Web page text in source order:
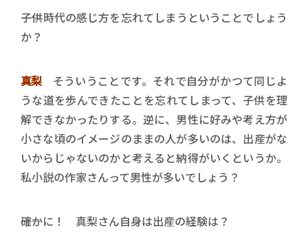
――子供時代の感じ方を忘れてしまうということでしょう
か？
真梨そういうことです。それで自分がかつて同じよ
うな道を歩んできたことを忘れてしまって、子供を理
解できなかったりする。逆に、男性に好みや考え方が
小さな頃のイメージのままの人が多いのは、出産がな
いからじゃないのかと考えると納得がいくというか。
私小説の作家さんって男性が多いでしょう？
――確かに！ 真梨さん自身は出産の経験は？